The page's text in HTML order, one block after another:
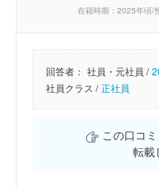
在籍時期：2025年頃/
回答者： 社員・元社員 /
社員クラス / 正社員
この口コミ
転載